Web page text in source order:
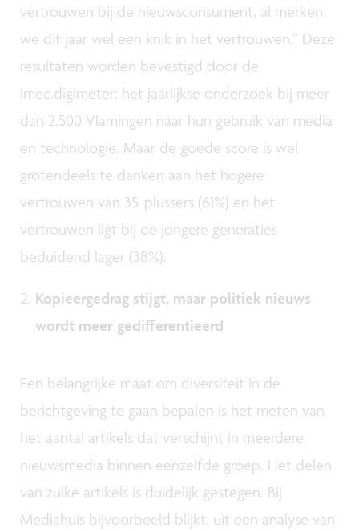
vertrouwen bij de nieuwsconsument, al merken
we dit jaar wel een knik in het vertrouwen.” Deze
resultaten worden bevestigd door de
imec.digimeter: het jaarlijkse onderzoek bij meer
dan 2.500 Vlamingen naar hun gebruik van media
en technologie. Maar de goede score is wel
grotendeels te danken aan het hogere
vertrouwen van 35-plussers (61%) en het
vertrouwen ligt bij de jongere generaties
beduidend lager (38%).
Kopieergedrag stijgt, maar politiek nieuws
wordt meer gedifferentieerd
Een belangrijke maat om diversiteit in de
berichtgeving te gaan bepalen is het meten van
het aantal artikels dat verschijnt in meerdere
nieuwsmedia binnen eenzelfde groep. Het delen
van zulke artikels is duidelijk gestegen. Bij
Mediahuis bijvoorbeeld blijkt, uit een analyse van